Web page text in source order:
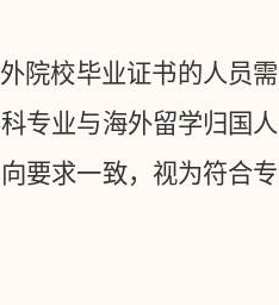
院校毕业证书的人员需
专业与海外留学归国人
要求一致，视为符合专